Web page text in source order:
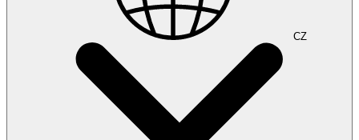
CZ